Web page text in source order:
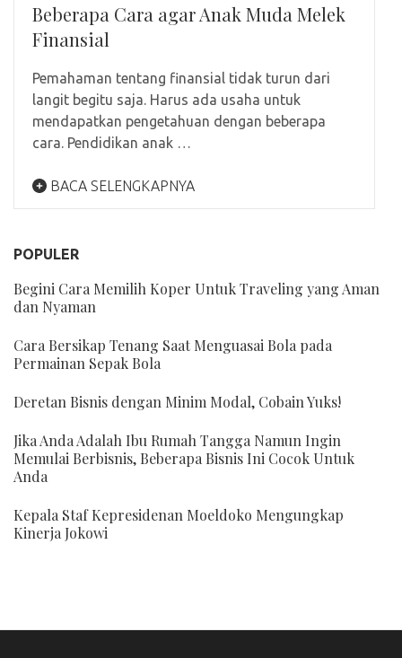
Beberapa Cara agar Anak Muda Melek
Finansial
Pemahaman tentang finansial tidak turun dari
langit begitu saja. Harus ada usaha untuk
mendapatkan pengetahuan dengan beberapa
cara. Pendidikan anak …
BACA SELENGKAPNYA
POPULER
Begini Cara Memilih Koper Untuk Traveling yang Aman
dan Nyaman
Cara Bersikap Tenang Saat Menguasai Bola pada
Permainan Sepak Bola
Deretan Bisnis dengan Minim Modal, Cobain Yuks!
Jika Anda Adalah Ibu Rumah Tangga Namun Ingin
Memulai Berbisnis, Beberapa Bisnis Ini Cocok Untuk
Anda
Kepala Staf Kepresidenan Moeldoko Mengungkap
Kinerja Jokowi